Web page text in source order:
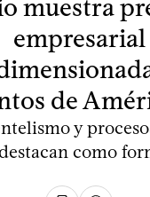
muestra
empresarial
de
y
como